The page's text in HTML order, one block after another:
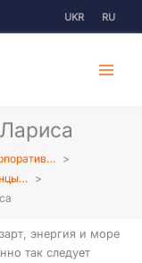
UKR RU
энергия и море
так следует